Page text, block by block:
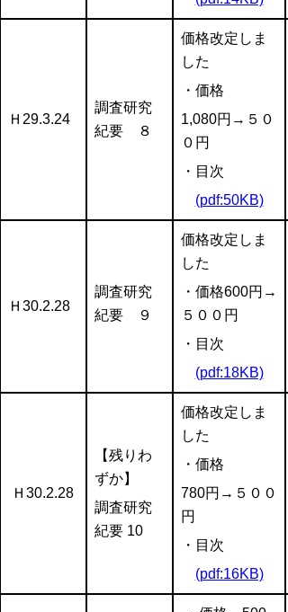
Ｈ29.3.24
調査研究
紀要 ８
価格改定しま
した
・価格
1,080円→５０
０円
・目次
(pdf:50KB)
Ｈ30.2.28
調査研究
紀要 ９
価格改定しま
した
・価格600円→
５００円
・目次
(pdf:18KB)
Ｈ30.2.28
【残りわ
ずか】
調査研究
紀要 10
価格改定しま
した
・価格
780円→５００
円
・目次
(pdf:16KB)